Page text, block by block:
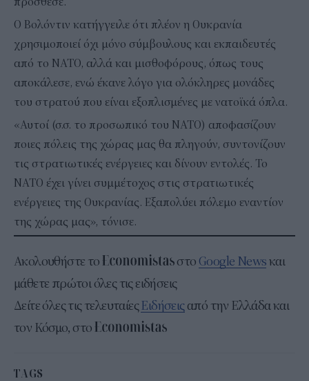
Ο Βολόντιν κατήγγειλε ότι πλέον η Ουκρανία
χρησιμοποιεί όχι μόνο σύμβουλους και εκπαιδευτές
από το ΝΑΤΟ, αλλά και μισθοφόρους, όπως τους
αποκάλεσε, ενώ έκανε λόγο για ολόκληρες μονάδες
του στρατού που είναι εξοπλισμένες με νατοϊκά όπλα.
«Αυτοί (σ.σ. το προσωπικό του ΝΑΤΟ) αποφασίζουν
ποιες πόλεις της χώρας μας θα πληγούν, συντονίζουν
τις στρατιωτικές ενέργειες και δίνουν εντολές. Το
ΝΑΤΟ έχει γίνει συμμέτοχος στις στρατιωτικές
ενέργειες της Ουκρανίας. Εξαπολύει πόλεμο εναντίον
της χώρας μας», τόνισε.
Ακολουθήστε το στο Google Newsκαι
μάθετε πρώτοι όλες τις ειδήσεις
Δείτε όλες τις τελευταίεςΕιδήσειςαπό την Ελλάδα και
τον Κόσμο, στο
TAGS